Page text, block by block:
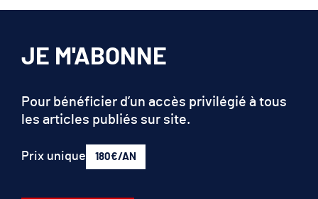
JE M'ABONNE
Pour bénéficier d’un accès privilégié à tous
les articles publiés sur site.
Prix unique 180€/AN